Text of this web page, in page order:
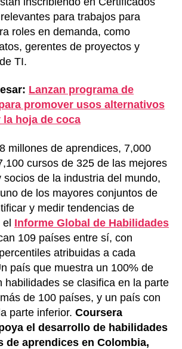
para trabajos para
roles en demanda, como
gerentes de proyectos y
TI.
Lanzan programa de
promover usos alternativos
hoja de coca
millones de aprendices, 7,000
cursos de 325 de las mejores
socios de la industria del mundo,
de los mayores conjuntos de
y medir tendencias de
el Informe Global de Habilidades
109 países entre sí, con
atribuidas a cada
país que muestra un 100% de
habilidades se clasifica en la parte
de 100 países, y un país con
parte inferior. Coursera
el desarrollo de habilidades
de aprendices en Colombia,